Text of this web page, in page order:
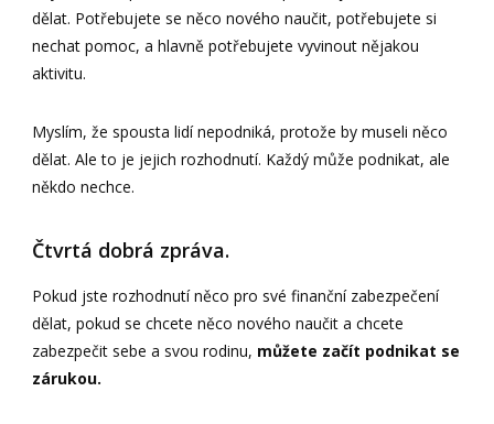
dělat. Potřebujete se něco nového naučit, potřebujete si
nechat pomoc, a hlavně potřebujete vyvinout nějakou
aktivitu.
Myslím, že spousta lidí nepodniká, protože by museli něco
dělat. Ale to je jejich rozhodnutí. Každý může podnikat, ale
někdo nechce.
Čtvrtá dobrá zpráva.
Pokud jste rozhodnutí něco pro své finanční zabezpečení
dělat, pokud se chcete něco nového naučit a chcete
zabezpečit sebe a svou rodinu, můžete začít podnikat se
zárukou.